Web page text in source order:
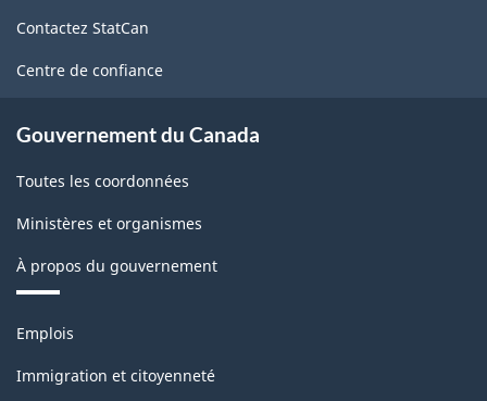
ce
site
Contactez StatCan
Centre de confiance
Gouvernement du Canada
Toutes les coordonnées
Ministères et organismes
À propos du gouvernement
Thèmes
sujets
Emplois
Immigration et citoyenneté